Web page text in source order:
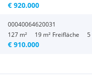
€ 920.000
00040064620031
127 m²
19 m² Freifläche
€ 910.000
5